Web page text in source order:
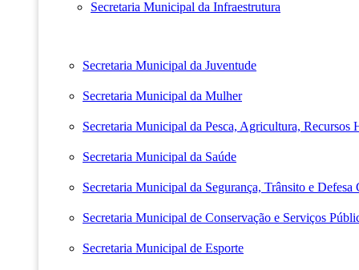
Secretaria Municipal da Infraestrutura
Secretaria Municipal da Juventude
Secretaria Municipal da Mulher
Secretaria Municipal da Pesca, Agricultura, Recursos
Secretaria Municipal da Saúde
Secretaria Municipal da Segurança, Trânsito e Defesa
Secretaria Municipal de Conservação e Serviços
Secretaria Municipal de Esporte